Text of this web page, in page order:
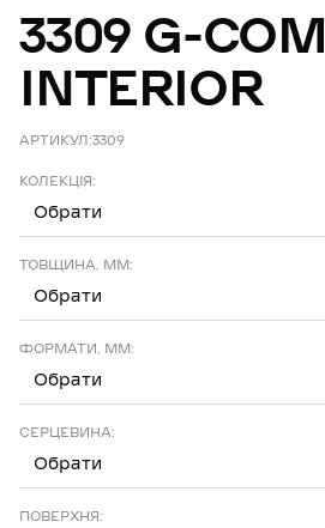
3309 G-COM
INTERIOR
АРТИКУЛ:3309
КОЛЕКЦІЯ:
Обрати
ТОВЩИНА, ММ:
Обрати
ФОРМАТИ, ММ:
Обрати
СЕРЦЕВИНА:
Обрати
ПОВЕРХНЯ: